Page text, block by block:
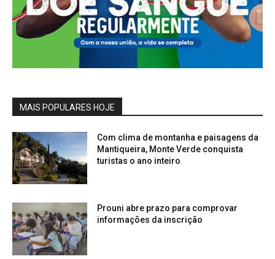
MAIS POPULARES HOJE
Com clima de montanha e paisagens da
Mantiqueira, Monte Verde conquista
turistas o ano inteiro
Prouni abre prazo para comprovar
informações da inscrição